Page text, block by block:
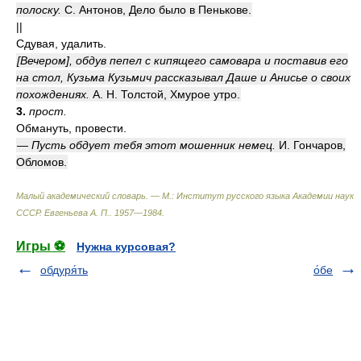
полоску. С. Антонов, Дело было в Пенькове.
||
Сдувая, удалить.
[Вечером], обдув пепел с кипящего самовара и поставив его
на стол, Кузьма Кузьмич рассказывал Даше и Анисье о своих
похождениях. А. Н. Толстой, Хмурое утро.
3. прост.
Обмануть, провести.
— Пусть обдует тебя этот мошенник немец. И. Гончаров,
Обломов.
Малый академический словарь. — М.: Институт русского языка Академии наук
СССР. Евгеньева А. П. 1957—1984
Игры ⚽
Нужна курсовая?
обдуря́ть
о́бе